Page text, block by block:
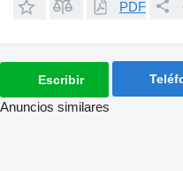
PDF
Escribir
Anuncios similares